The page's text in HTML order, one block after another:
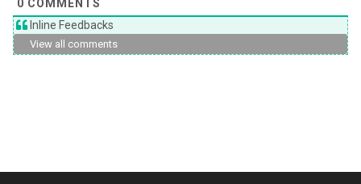
0 COMMENTS
Inline Feedbacks
View all comments